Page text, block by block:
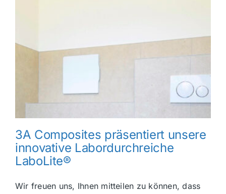
3A Composites präsentiert unsere
innovative Labordurchreiche
LaboLite®
Wir freuen uns, Ihnen mitteilen zu können, dass